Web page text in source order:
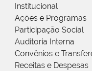
Institucional
Ações e Programas
Participação Social
Auditoria Interna
Convênios e
Receitas e Despesas